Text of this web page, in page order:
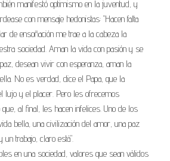
manifestó optimismo en la juventud, y
con mensaje hedonistas: "Hacen falta
de ensoñación me trae a la cabeza la
sociedad. Aman la vida con pasión y se
desean vivir con esperanza, aman la
No es verdad, dice el Papa, que la
lujo y el placer. Pero les ofrecemos
al final, les hacen infelices. Uno de los
bella, una civilización del amor, una paz
trabajo, claro está".
en una sociedad, valores que sean válidos